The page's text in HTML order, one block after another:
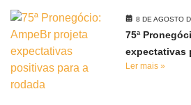
8 DE AGOSTO
75ª
expectativas
Ler mais »